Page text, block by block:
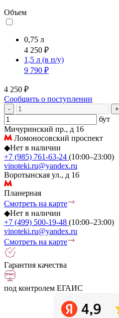
Объем
0,75 л
4 250 ₽
1,5 л (в п/у)
9 790 ₽
4 250 ₽
Сообщить о поступлении
- +
бут
Мичуринский пр., д 16
Ломоносовский проспект
◆Нет в наличии
+7 (985) 761-63-24 (10:00–23:00)
vinoteki.ru@yandex.ru
Воротынская ул., д 16
Планерная
Смотреть на карте
◆Нет в наличии
+7 (499) 500-19-48 (10:00–23:00)
vinoteki.ru@yandex.ru
Смотреть на карте
Гарантия качества
под контролем ЕГАИС